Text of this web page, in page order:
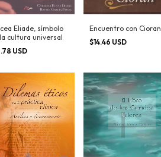
Eliade, símbolo
cultura universal
USD
Encuentro con Cioran
$14.46 USD